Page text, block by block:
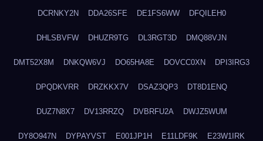
DCRNKY2N DDA26SFE DE1FS6WW DFQILEH0
DHLSBVFW DHUZR9TG DL3RGT3D DMQ88VJN
DMT52X8M DNKQW6VJ DO65HA8E DOVCC0XN DPI3IRG3
DPQDKVRR DRZKKX7V DSAZ3QP3 DT8D1ENQ
DUZ7N8X7 DV13RRZQ DVBRFU2A DWJZ5WUM
DY8O947N DYPAYVST E001JP1H E11LDF9K E23W1IRK